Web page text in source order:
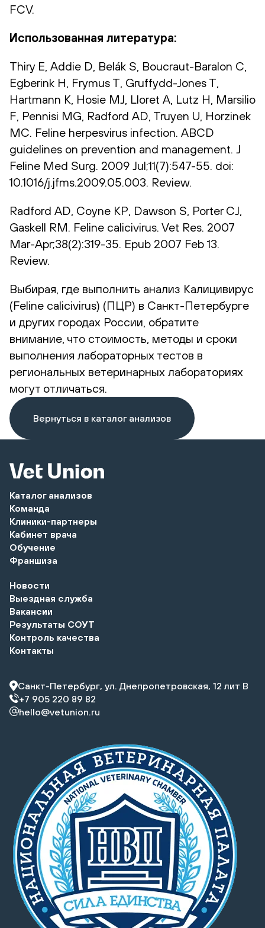
FCV.
Использованная литература:
Thiry E, Addie D, Belák S, Boucraut-Baralon C,
Egberink H, Frymus T, Gruffydd-Jones T,
Hartmann K, Hosie MJ, Lloret A, Lutz H, Marsilio
F, Pennisi MG, Radford AD, Truyen U, Horzinek
MC. Feline herpesvirus infection. ABCD
guidelines on prevention and management. J
Feline Med Surg. 2009 Jul;11(7):547-55. doi:
10.1016/j.jfms.2009.05.003. Review.
Radford AD, Coyne KP, Dawson S, Porter CJ,
Gaskell RM. Feline calicivirus. Vet Res. 2007
Mar-Apr;38(2):319-35. Epub 2007 Feb 13.
Review.
Выбирая, где выполнить анализ Калицивирус
(Feline calicivirus) (ПЦР) в Санкт-Петербурге
и других городах России, обратите
внимание, что стоимость, методы и сроки
выполнения лабораторных тестов в
региональных ветеринарных лабораториях
могут отличаться.
Вернуться в каталог анализов
Каталог анализов
Команда
Клиники-партнеры
Кабинет врача
Обучение
Франшиза
Новости
Выездная служба
Вакансии
Результаты СОУТ
Контроль качества
Контакты
Санкт-Петербург, ул. Днепропетровская, 12 лит В
+7 905 220 89 82
hello@vetunion.ru